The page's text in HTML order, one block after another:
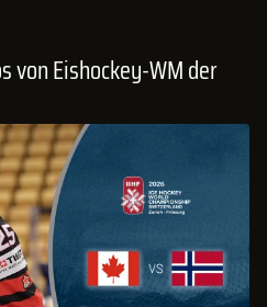
von Eishockey-WM der